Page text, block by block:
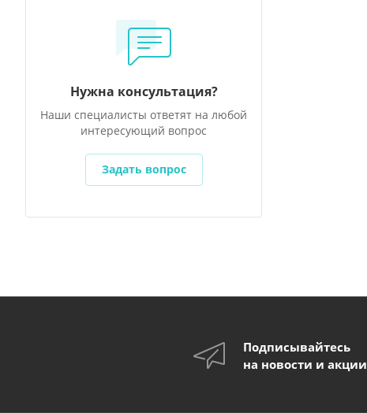
Нужна консультация?
Наши специалисты ответят на любой
интересующий вопрос
Задать вопрос
Подписывайтесь
на новости и акции